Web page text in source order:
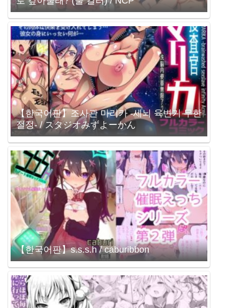
【한국어판】조사관 마리카 -세뇌 육변기 무한
절정- / スタジオみずよーかん
【한국어판】s.s.s.h / caburibbon